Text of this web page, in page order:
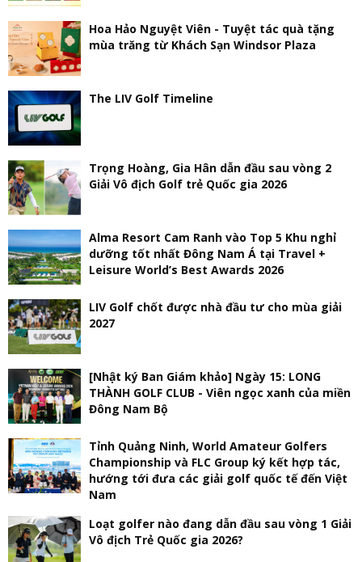
Hoa Hảo Nguyệt Viên - Tuyệt tác quà tặng
mùa trăng từ Khách Sạn Windsor Plaza
The LIV Golf Timeline
Trọng Hoàng, Gia Hân dẫn đầu sau vòng 2
Giải Vô địch Golf trẻ Quốc gia 2026
Alma Resort Cam Ranh vào Top 5 Khu nghỉ
dưỡng tốt nhất Đông Nam Á tại Travel +
Leisure World’s Best Awards 2026
LIV Golf chốt được nhà đầu tư cho mùa giải
2027
[Nhật ký Ban Giám khảo] Ngày 15: LONG
THÀNH GOLF CLUB - Viên ngọc xanh của miền
Đông Nam Bộ
Tỉnh Quảng Ninh, World Amateur Golfers
Championship và FLC Group ký kết hợp tác,
hướng tới đưa các giải golf quốc tế đến Việt
Nam
Loạt golfer nào đang dẫn đầu sau vòng 1 Giải
Vô địch Trẻ Quốc gia 2026?